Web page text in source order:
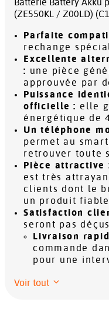
Batterie Battery Akku
(ZE550KL / Z00LD)
Parfaite
rechange
Excellente
: une pièce
approuvée par
Puissance
officielle : elle
énergétique de
Un téléphone
permet au
retrouver toute
Pièce attractive
est très
clients dont le
un produit fiable
Satisfaction
seront pas
Livraison
commande
pour une
Voir tout